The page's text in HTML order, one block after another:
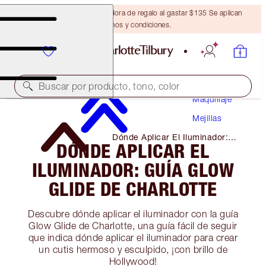
Obtén una brocha bronceadora de regalo al gastar $135 Se aplican
términos y condiciones.
Buscar por producto, tono, color
Maquillaje
Mejillas
Dónde Aplicar El Iluminador:
Guía Glow Glide De Charlotte
DÓNDE APLICAR EL
ILUMINADOR: GUÍA GLOW
GLIDE DE CHARLOTTE
Descubre dónde aplicar el iluminador con la guía
Glow Glide de Charlotte, una guía fácil de seguir
que indica dónde aplicar el iluminador para crear
un cutis hermoso y esculpido, ¡con brillo de
Hollywood!